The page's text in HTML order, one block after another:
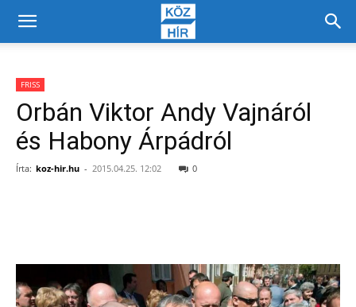
FRISS
Orbán Viktor Andy Vajnáról
és Habony Árpádról
Írta: koz-hir.hu - 2015.04.25. 12:02 0